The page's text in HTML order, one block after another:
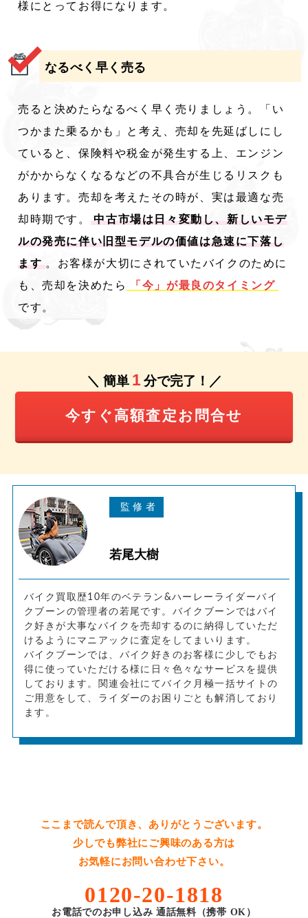
様にとってお得になります。
なるべく早く売る
売ると決めたらなるべく早く売りましょう。「い
つかまた乗るかも」と考え、売却を先延ばしにし
ていると、保険料や税金が発生する上、エンジン
がかからなくなるなどの不具合が生じるリスクも
あります。売却を考えたその時が、実は最適な売
却時期です。
中古市場は日々変動し、新しいモデ
ルの発売に伴い旧型モデルの価値は急速に下落し
ます 。お客様が大切にされていたバイクのために
も、売却を決めたら
「今」が最良のタイミング
です。
＼ 簡単 1 分で完了！／
今すぐ高額査定お問合せ
若尾大樹
バイク買取歴10年のベテラン&ハーレーライダーバイ
クブーンの管理者の若尾です。バイクブーンではバイ
ク好きが大事なバイクを売却するのに納得していただ
けるようにマニアックに査定をしてまいります。
バイクブーンでは、バイク好きのお客様に少しでもお
得に使っていただける様に日々色々なサービスを提供
しております。関連会社にてバイク月極一括サイトの
ご用意をして、ライダーのお困りごとも解消しており
ます。
ここまで読んで頂き、ありがとうございます。
少しでも弊社にご興味のある方は
お気軽にお問い合わせ下さい。
0120-20-1818
お電話でのお申し込み 通話無料（携帯 OK）